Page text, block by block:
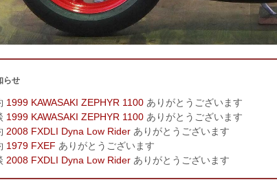
らせ
1999 KAWASAKI ZEPHYR 1100 ありがとうございます
1999 KAWASAKI ZEPHYR 1100 ありがとうございます
2008 FXDLI Dyna Low Rider ありがとうございます
1979 FXEF ありがとうございます
2008 FXDLI Dyna Low Rider ありがとうございます